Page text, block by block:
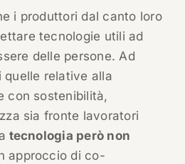
i produttori dal canto loro
tecnologie utili ad
delle persone. Ad
quelle relative alla
con sostenibilità,
sia fronte lavoratori
tecnologia però non
approccio di co-